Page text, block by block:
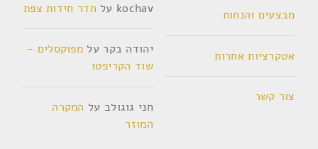
מבצעים והנחות
אטקרציות אחרות
צור קשר
kochav על חדר חידות צפת
יהודה בקר על מפוקסלים -
שוד הקריפטו
חני גוגולב על המקרה
המוזר